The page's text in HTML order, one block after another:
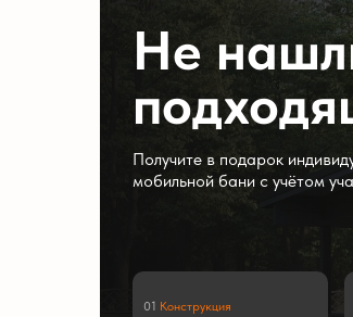
Не
Получите в подарок
мобильной бани с учётом
01 Конструкция